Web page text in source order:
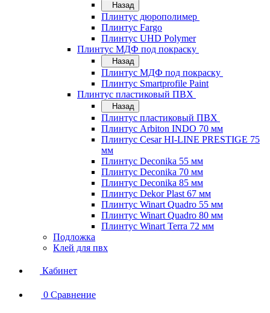
Назад
Плинтус дюрополимер
Плинтус Fargo
Плинтус UHD Polymer
Плинтус МДФ под покраску
Назад
Плинтус МДФ под покраску
Плинтус Smartprofile Paint
Плинтус пластиковый ПВХ
Назад
Плинтус пластиковый ПВХ
Плинтус Arbiton INDO 70 мм
Плинтус Cesar HI-LINE PRESTIGE 75
мм
Плинтус Deconika 55 мм
Плинтус Deconika 70 мм
Плинтус Deconika 85 мм
Плинтус Dekor Plast 67 мм
Плинтус Winart Quadro 55 мм
Плинтус Winart Quadro 80 мм
Плинтус Winart Terra 72 мм
Подложка
Клей для пвх
Кабинет
0 Сравнение